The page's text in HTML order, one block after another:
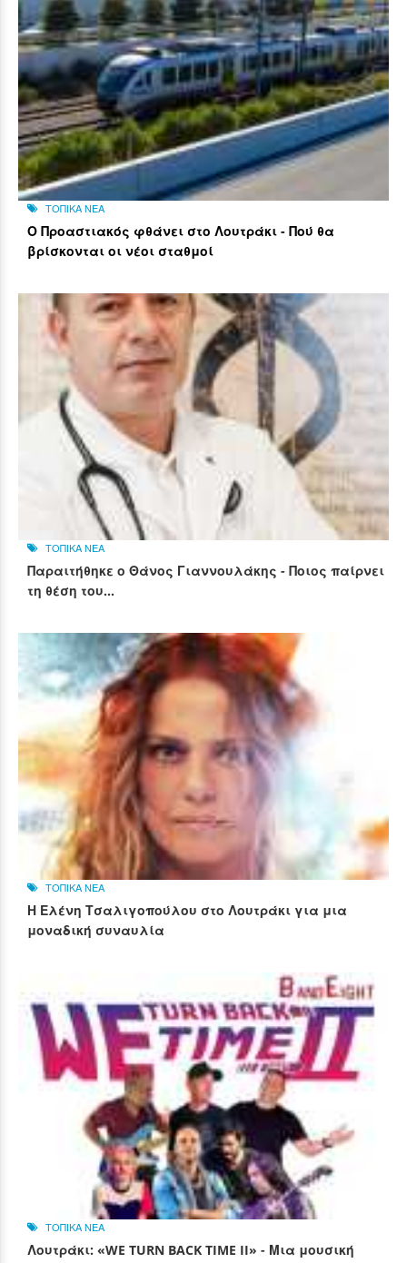
ΤΟΠΙΚΑ ΝΕΑ
Ο Προαστιακός φθάνει στο Λουτράκι - Πού θα
βρίσκονται οι νέοι σταθμοί
ΤΟΠΙΚΑ ΝΕΑ
Παραιτήθηκε ο Θάνος Γιαννουλάκης - Ποιος παίρνει
τη θέση του...
ΤΟΠΙΚΑ ΝΕΑ
Η Ελένη Τσαλιγοπούλου στο Λουτράκι για μια
μοναδική συναυλία
ΤΟΠΙΚΑ ΝΕΑ
Λουτράκι: «WE TURN BACK TIME II» - Μια μουσική